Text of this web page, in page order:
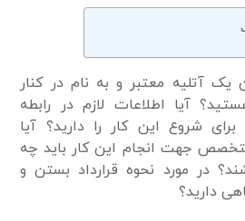
یک آتلیه معتبر و به نام در کنار
آیا اطلاعات لازم در رابطه
شروع این کار را دارید؟ آیا
جهت انجام این کار باید چه
در مورد نحوه قرارداد بستن و
دارید؟